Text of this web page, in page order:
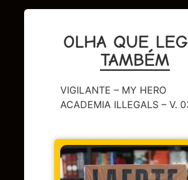
OLHA QUE
TAMBÉM
VIGILANTE – MY HERO
ACADEMIA ILLEGALS – V.